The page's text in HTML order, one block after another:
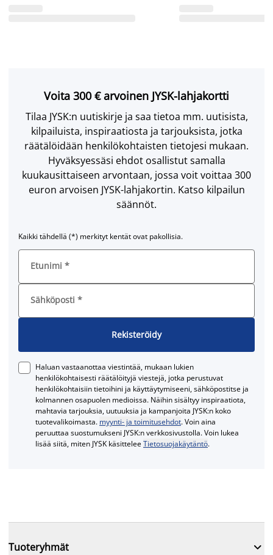
Voita 300 € arvoinen JYSK-lahjakortti
Tilaa JYSK:n uutiskirje ja saa tietoa mm. uutisista,
kilpailuista, inspiraatiosta ja tarjouksista, jotka
räätälöidään henkilökohtaisten tietojesi mukaan.
Hyväksyessäsi ehdot osallistut samalla
kuukausittaiseen arvontaan, jossa voit voittaa 300
euron arvoisen JYSK-lahjakortin. Katso kilpailun
säännöt.
Kaikki tähdellä (*) merkityt kentät ovat pakollisia.
Etunimi *
Sähköposti *
Rekisteröidy
Haluan vastaanottaa viestintää, mukaan lukien
henkilökohtaisesti räätälöityjä viestejä, jotka perustuvat
henkilökohtaisiin tietoihini ja käyttäytymiseeni, sähköpostitse ja
kolmannen osapuolen medioissa. Näihin sisältyy inspiraatiota,
mahtavia tarjouksia, uutuuksia ja kampanjoita JYSK:n koko
tuotevalikoimasta. myynti- ja toimitusehdot. Voin aina
peruuttaa suostumukseni JYSK:n verkkosivustolla. Voin lukea
lisää siitä, miten JYSK käsitteleeTietosuojakäytäntö.
Tuoteryhmät 